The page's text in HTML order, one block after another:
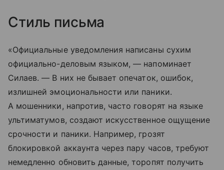
Стиль письма
«Официальные уведомления написаны сухим
официально-деловым языком, — напоминает
Силаев. — В них не бывает опечаток, ошибок,
излишней эмоциональности или паники.
А мошенники, напротив, часто говорят на языке
ультиматумов, создают искусственное ощущение
срочности и паники. Например, грозят
блокировкой аккаунта через пару часов, требуют
немедленно обновить данные, торопят получить